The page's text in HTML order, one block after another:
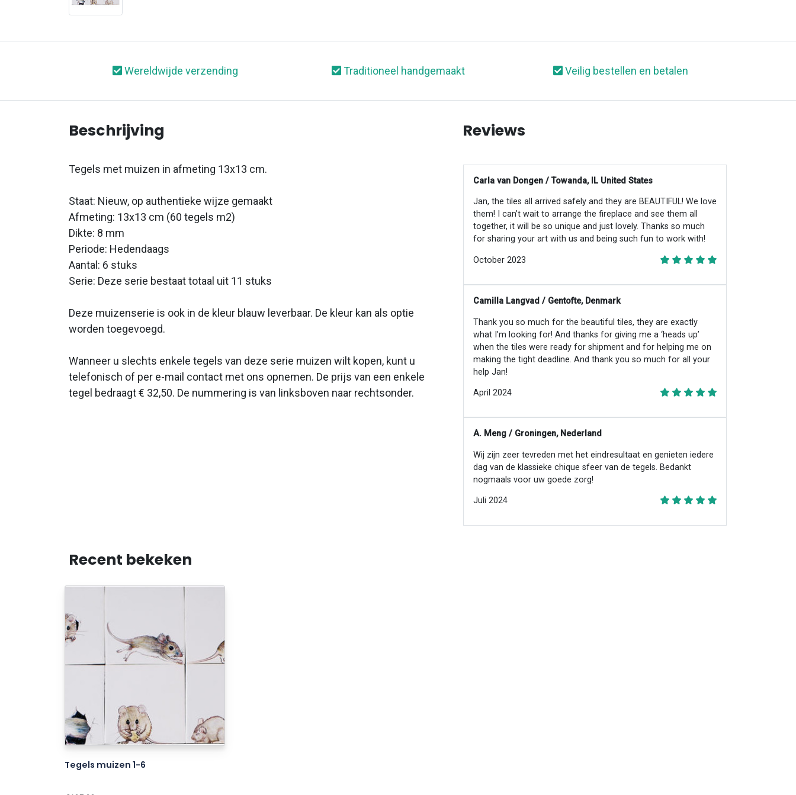
Wereldwijde verzending Traditioneel handgemaakt Veilig bestellen en betalen
Beschrijving
Tegels met muizen in afmeting 13x13 cm.
Staat: Nieuw, op authentieke wijze gemaakt
Afmeting: 13x13 cm (60 tegels m2)
Dikte: 8 mm
Periode: Hedendaags
Aantal: 6 stuks
Serie: Deze serie bestaat totaal uit 11 stuks
Deze muizenserie is ook in de kleur blauw leverbaar. De kleur kan als optie
worden toegevoegd.
Wanneer u slechts enkele tegels van deze serie muizen wilt kopen, kunt u
telefonisch of per e-mail contact met ons opnemen. De prijs van een enkele
tegel bedraagt € 32,50. De nummering is van linksboven naar rechtsonder.
Reviews
Carla van Dongen / Towanda, IL United States
Jan, the tiles all arrived safely and they are BEAUTIFUL! We love
them! I can’t wait to arrange the fireplace and see them all
together, it will be so unique and just lovely. Thanks so much
for sharing your art with us and being such fun to work with!
October 2023
Camilla Langvad / Gentofte, Denmark
Thank you so much for the beautiful tiles, they are exactly
what I’m looking for! And thanks for giving me a ‘heads up’
when the tiles were ready for shipment and for helping me on
making the tight deadline. And thank you so much for all your
help Jan!
April 2024
A. Meng / Groningen, Nederland
Wij zijn zeer tevreden met het eindresultaat en genieten iedere
dag van de klassieke chique sfeer van de tegels. Bedankt
nogmaals voor uw goede zorg!
Juli 2024
Recent bekeken
Tegels muizen 1-6